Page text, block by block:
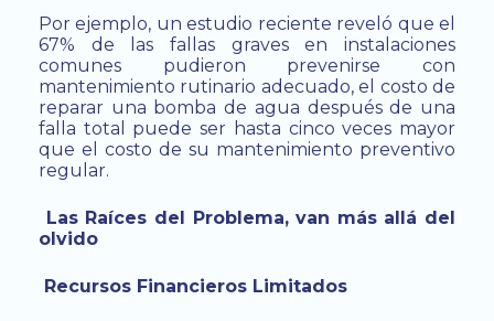
Por ejemplo, un estudio reciente reveló que el
67% de las fallas graves en instalaciones
comunes pudieron prevenirse con
mantenimiento rutinario adecuado, el costo de
reparar una bomba de agua después de una
falla total puede ser hasta cinco veces mayor
que el costo de su mantenimiento preventivo
regular.
Las Raíces del Problema, van más allá del
olvido
Recursos Financieros Limitados